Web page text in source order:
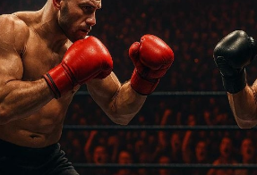
ММА БОИ БЕЗ ПРАВИЛ
Валентина Шевченко –
3 года тому назад Решит Сабитов